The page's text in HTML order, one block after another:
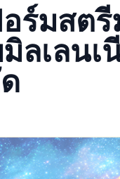
ร์มสต
ลเลนเ